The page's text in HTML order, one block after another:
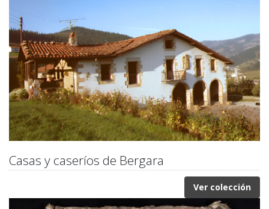
Casas y caseríos de Bergara
Ver colección